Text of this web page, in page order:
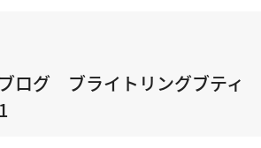
ログ ブライトリングブティ